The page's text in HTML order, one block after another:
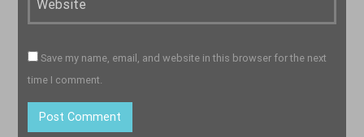
Save my name, email, and website in this browser for the next
time I comment.